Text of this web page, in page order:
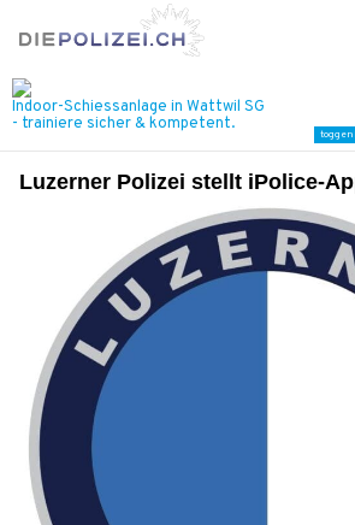
Luzerner Polizei stellt iPolice-